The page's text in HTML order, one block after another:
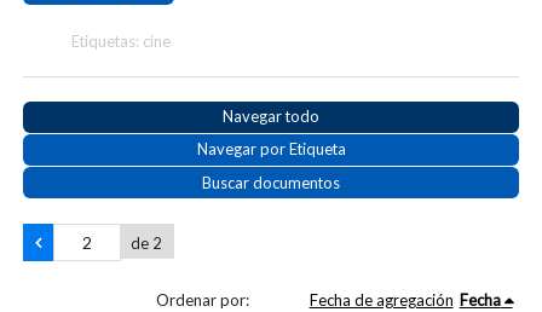
Etiquetas: cine
Navegar todo
Navegar por Etiqueta
Buscar documentos
de 2
Ordenar por: Fecha de agregación Fecha